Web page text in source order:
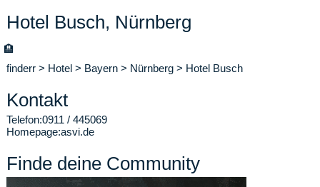
Hotel Busch, Nürnberg
🏨
finderr > Hotel > Bayern > Nürnberg > Hotel Busch
Kontakt
Telefon:0911 / 445069
Homepage:asvi.de
Finde deine Community